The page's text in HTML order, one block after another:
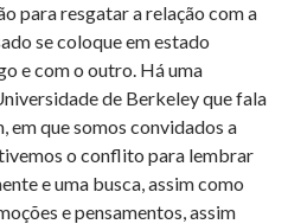
para resgatar a relação com a
se coloque em estado
e com o outro. Há uma
de Berkeley que fala
em que somos convidados a
o conflito para lembrar
e uma busca, assim como
e pensamentos, assim